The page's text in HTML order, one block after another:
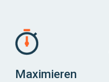
Maximieren